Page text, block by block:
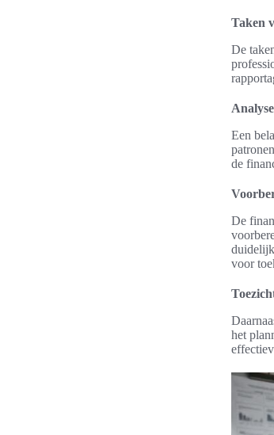
Taken
De
Een
de
De
voor
het